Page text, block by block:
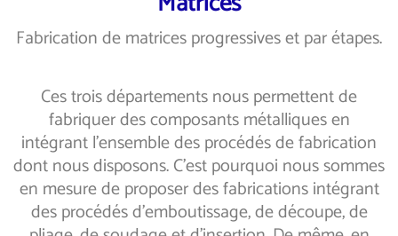
Fabrication de matrices progressives et par étapes.
Ces trois départements nous permettent de
fabriquer des composants métalliques en
intégrant l'ensemble des procédés de fabrication
dont nous disposons. C’est pourquoi nous sommes
en mesure de proposer des fabrications intégrant
des procédés d’emboutissage, de découpe, de